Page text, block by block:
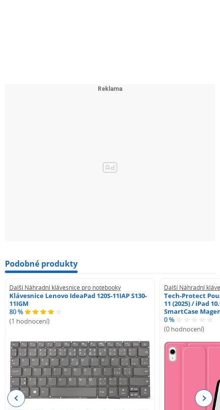
Podobné produkty
Další Náhradní klávesnice pro notebooky
Klávesnice Lenovo IdeaPad 120S-11IAP S130-
11IGM
80 %
(1 hodnocení)
Další Náhradní
Tech-Protect
11 (2025) / iPad
SmartCase
0 %
(0 hodnocení)
Previous Next